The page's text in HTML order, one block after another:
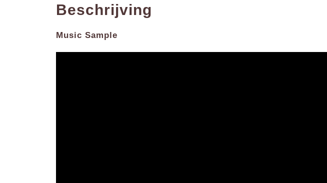
Beschrijving
Music Sample